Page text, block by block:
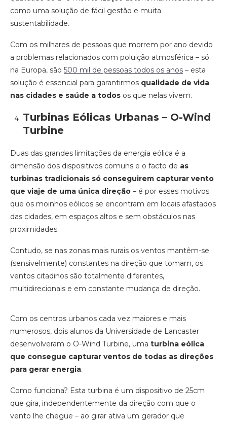
como uma solução de fácil gestão e muita
sustentabilidade.
Com os milhares de pessoas que morrem por ano devido
a problemas relacionados com poluição atmosférica – só
na Europa, são 500 mil de pessoas todos os anos – esta
solução é essencial para garantirmos qualidade de vida
nas cidades e saúde a todos os que nelas vivem.
Turbinas Eólicas Urbanas – O-Wind
Turbine
Duas das grandes limitações da energia eólica é a
dimensão dos dispositivos comuns e o facto de as
turbinas tradicionais só conseguirem capturar vento
que viaje de uma única direção – é por esses motivos
que os moinhos eólicos se encontram em locais afastados
das cidades, em espaços altos e sem obstáculos nas
proximidades.
Contudo, se nas zonas mais rurais os ventos mantêm-se
(sensivelmente) constantes na direção que tomam, os
ventos citadinos são totalmente diferentes,
multidirecionais e em constante mudança de direção.
Com os centros urbanos cada vez maiores e mais
numerosos, dois alunos da Universidade de Lancaster
desenvolveram o O-Wind Turbine, uma turbina eólica
que consegue capturar ventos de todas as direções
para gerar energia.
Como funciona? Esta turbina é um dispositivo de 25cm
que gira, independentemente da direção com que o
vento lhe chegue – ao girar ativa um gerador que